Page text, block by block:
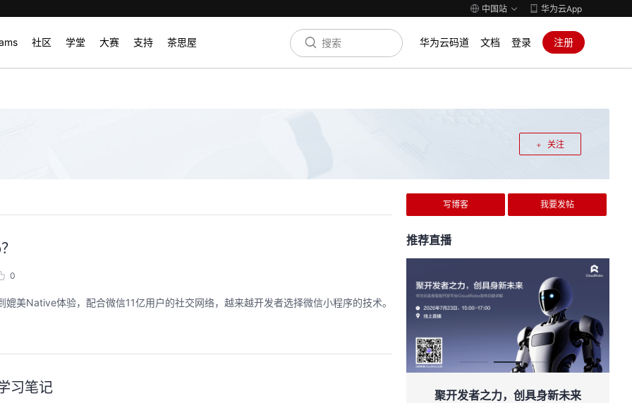
中国站 华为云App
社区 学堂 大赛 支持 茶思屋 华为云码道 文档 登录 注册
关注
0
美Native体验，配合微信11亿用户的社交网络，越来越开发者选择微信小程序的技术。
习笔记
写博客 我要发帖
推荐直播
用码道，让你的AI作品三步上朋友
聚开发者之力，创具身新未来